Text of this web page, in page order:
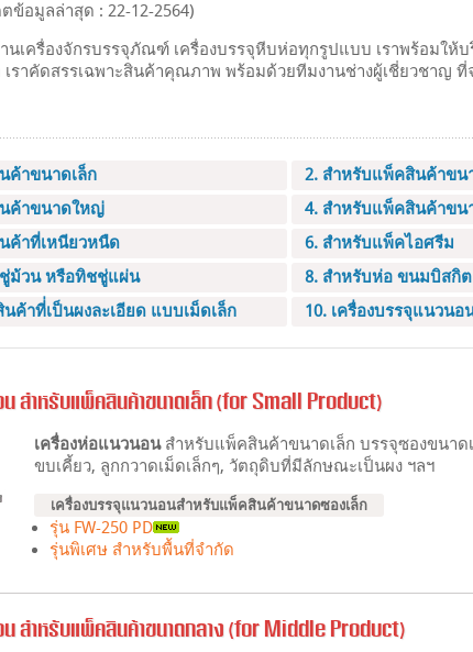
ข้อมูลล่าสุด : 22-12-2564)
านเครื่องจักรบรรจุภัณฑ์ เครื่องบรรจุหีบห่อทุกรูปแบบ เราพร้อมใ
เราคัดสรรเฉพาะสินค้าคุณภาพ พร้อมด้วยทีมงานช่างผู้เชี่ยวชาญ
ค้าขนาดเล็ก
2. สำหรับแพ็คสินค้าขน
ค้าขนาดใหญ่
4. สำหรับแพ็คสินค้าขน
ค้าที่เหนียวหนืด
6. สำหรับแพ็คไอศรีม
ม้วน หรือทิชชู่แผ่น
8. สำหรับห่อ ขนมบิสกิต
ค้าที่่เป็นผงละเอียด แบบเม็ดเล็ก
10. เครื่องบรรจุแนวนอ
สำหรับแพ็คสินค้าขนาดเล็ก (for Small Product)
เครื่องห่อแนวนอน สำหรับแพ็คสินค้าขนาดเล็ก บรรจุซองขนา
ขบเคี้ยว, ลูกกวาดเม็ดเล็กๆ, วัตถุดิบที่มีลักษณะเป็นผง ฯลฯ
เครื่องบรรจุแนวนอนสำหรับแพ็คสินค้าขนาดซองเล็ก
รุ่น FW-250 PD
รุ่นพิเศษ สำหรับพื้นที่จำกัด
สำหรับแพ็คสินค้าขนาดกลาง (for Middle Product)